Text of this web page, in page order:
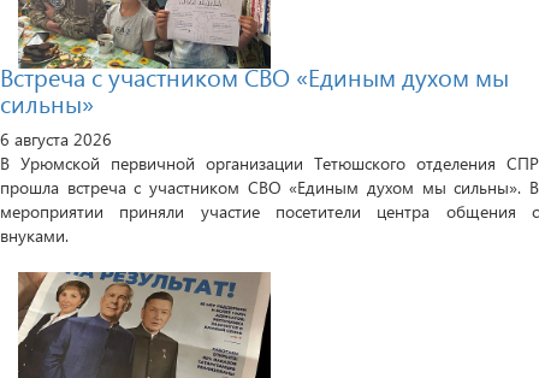
Встреча с участником СВО «Единым духом мы
сильны»
6 августа 2026
В Урюмской первичной организации Тетюшского отделения СПР
прошла встреча с участником СВО «Единым духом мы сильны». В
мероприятии приняли участие посетители центра общения с
внуками.